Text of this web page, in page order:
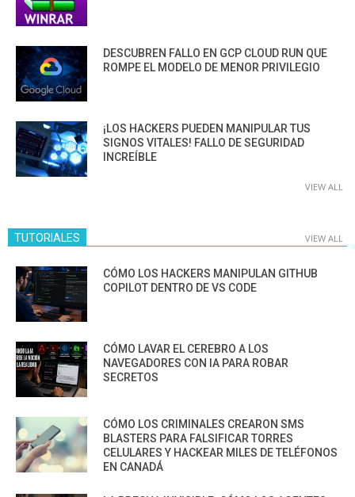
DESCUBREN FALLO EN GCP CLOUD RUN QUE
ROMPE EL MODELO DE MENOR PRIVILEGIO
¡LOS HACKERS PUEDEN MANIPULAR TUS
SIGNOS VITALES! FALLO DE SEGURIDAD
INCREÍBLE
VIEW ALL
TUTORIALES VIEW ALL
CÓMO LOS HACKERS MANIPULAN GITHUB
COPILOT DENTRO DE VS CODE
CÓMO LAVAR EL CEREBRO A LOS
NAVEGADORES CON IA PARA ROBAR
SECRETOS
CÓMO LOS CRIMINALES CREARON SMS
BLASTERS PARA FALSIFICAR TORRES
CELULARES Y HACKEAR MILES DE TELÉFONOS
EN CANADÁ